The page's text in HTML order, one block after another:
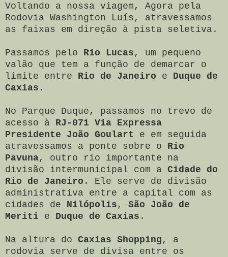
Voltando a nossa viagem, Agora pela
Rodovia Washington Luís, atravessamos
as faixas em direção à pista seletiva.
Passamos pelo Rio Lucas , um pequeno
valão que tem a função de demarcar o
limite entre Rio de Janeiro e Duque de
Caxias .
No Parque Duque, passamos no trevo de
acesso à RJ-071 Via Expressa
Presidente João Goulart e em seguida
atravessamos a ponte sobre o Rio
Pavuna, outro rio importante na
divisão intermunicipal com a Cidade do
Rio de Janeiro . Ele serve de divisão
administrativa entre a capital com as
cidades de Nilópolis , São João de
Meriti e Duque de Caxias .
Na altura do Caxias Shopping , a
rodovia serve de divisa entre os